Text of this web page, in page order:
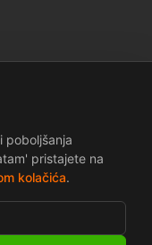
odgovornosti
poboljšanja
pristajete na
kolačića.